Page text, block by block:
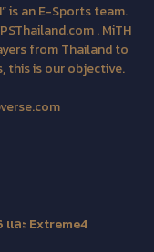
is an E-Sports team.
. MiTH
from Thailand to
this is our objective.
และ Extreme4